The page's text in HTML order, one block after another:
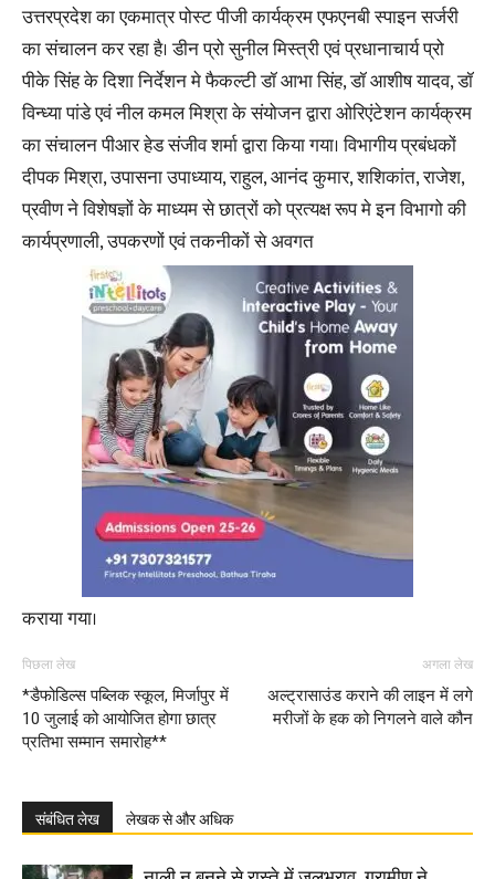
उत्तरप्रदेश का एकमात्र पोस्ट पीजी कार्यक्रम एफएनबी स्पाइन सर्जरी
का संचालन कर रहा है। डीन प्रो सुनील मिस्त्री एवं प्रधानाचार्य प्रो
पीके सिंह के दिशा निर्देशन मे फैकल्टी डॉ आभा सिंह, डॉ आशीष यादव, डॉ
विन्ध्या पांडे एवं नील कमल मिश्रा के संयोजन द्वारा ओरिएंटेशन कार्यक्रम
का संचालन पीआर हेड संजीव शर्मा द्वारा किया गया। विभागीय प्रबंधकों
दीपक मिश्रा, उपासना उपाध्याय, राहुल, आनंद कुमार, शशिकांत, राजेश,
प्रवीण ने विशेषज्ञों के माध्यम से छात्रों को प्रत्यक्ष रूप मे इन विभागो की
कार्यप्रणाली, उपकरणों एवं तकनीकों से अवगत
कराया गया।
पिछला लेख
*डैफोडिल्स पब्लिक स्कूल, मिर्जापुर में
10 जुलाई को आयोजित होगा छात्र
प्रतिभा सम्मान समारोह**
अगला लेख
अल्ट्रासाउंड कराने की लाइन में लगे
मरीजों के हक को निगलने वाले कौन
संबंधित लेख लेखक से और अधिक